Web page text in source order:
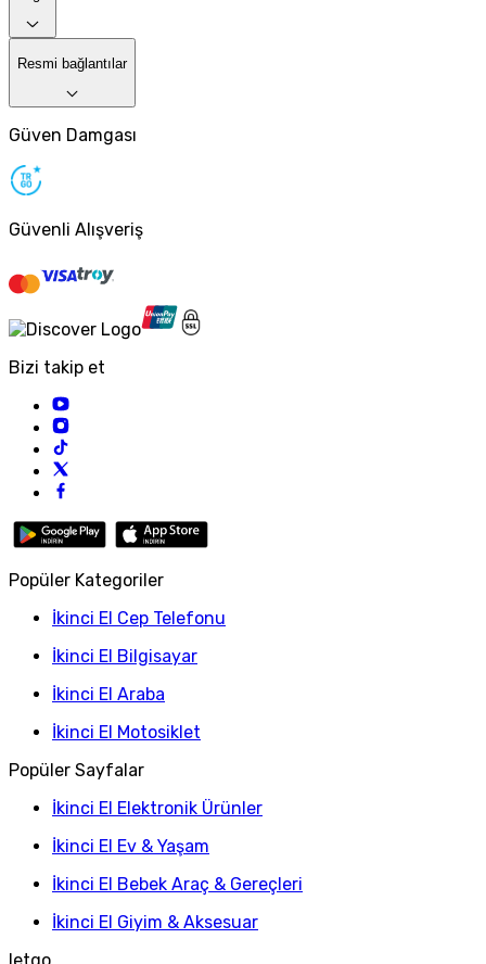
Resmi bağlantılar
Güven Damgası
Güvenli Alışveriş
Bizi takip et
Popüler Kategoriler
İkinci El Cep Telefonu
İkinci El Bilgisayar
İkinci El Araba
İkinci El Motosiklet
Popüler Sayfalar
İkinci El Elektronik Ürünler
İkinci El Ev & Yaşam
İkinci El Bebek Araç & Gereçleri
İkinci El Giyim & Aksesuar